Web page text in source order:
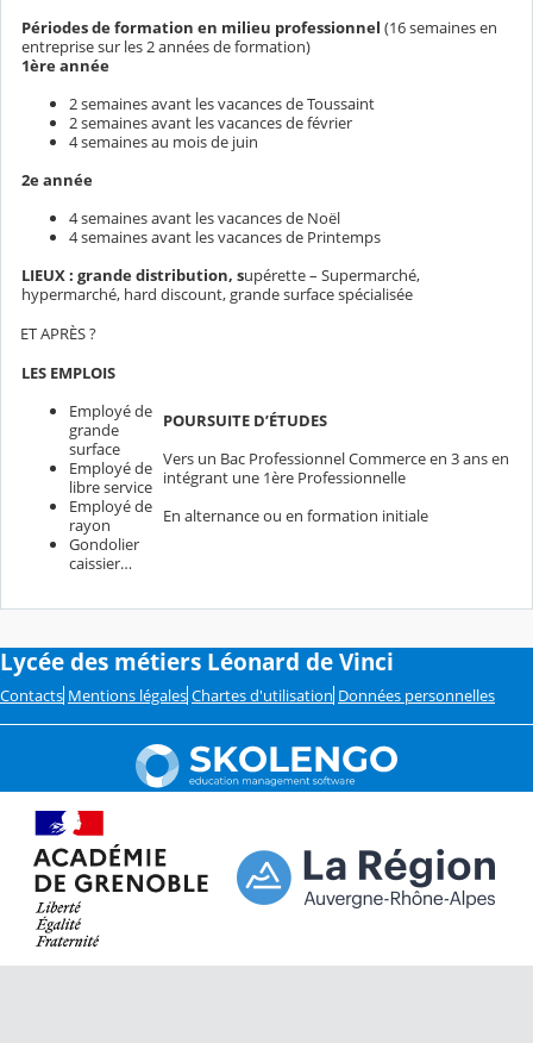
Périodes de formation en milieu professionnel (16 semaines en
entreprise sur les 2 années de formation)
1ère année
2 semaines avant les vacances de Toussaint
2 semaines avant les vacances de février
4 semaines au mois de juin
2e année
4 semaines avant les vacances de Noël
4 semaines avant les vacances de Printemps
LIEUX : grande distribution, supérette – Supermarché,
hypermarché, hard discount, grande surface spécialisée
ET APRÈS ?
LES EMPLOIS
Employé de
grande
surface
Employé de
libre service
Employé de
rayon
Gondolier
caissier…
POURSUITE D’ÉTUDES
Vers un Bac Professionnel Commerce en 3 ans en
intégrant une 1ère Professionnelle
En alternance ou en formation initiale
Lycée des métiers Léonard de Vinci
Contacts Mentions légales Chartes d'utilisation Données personnelles